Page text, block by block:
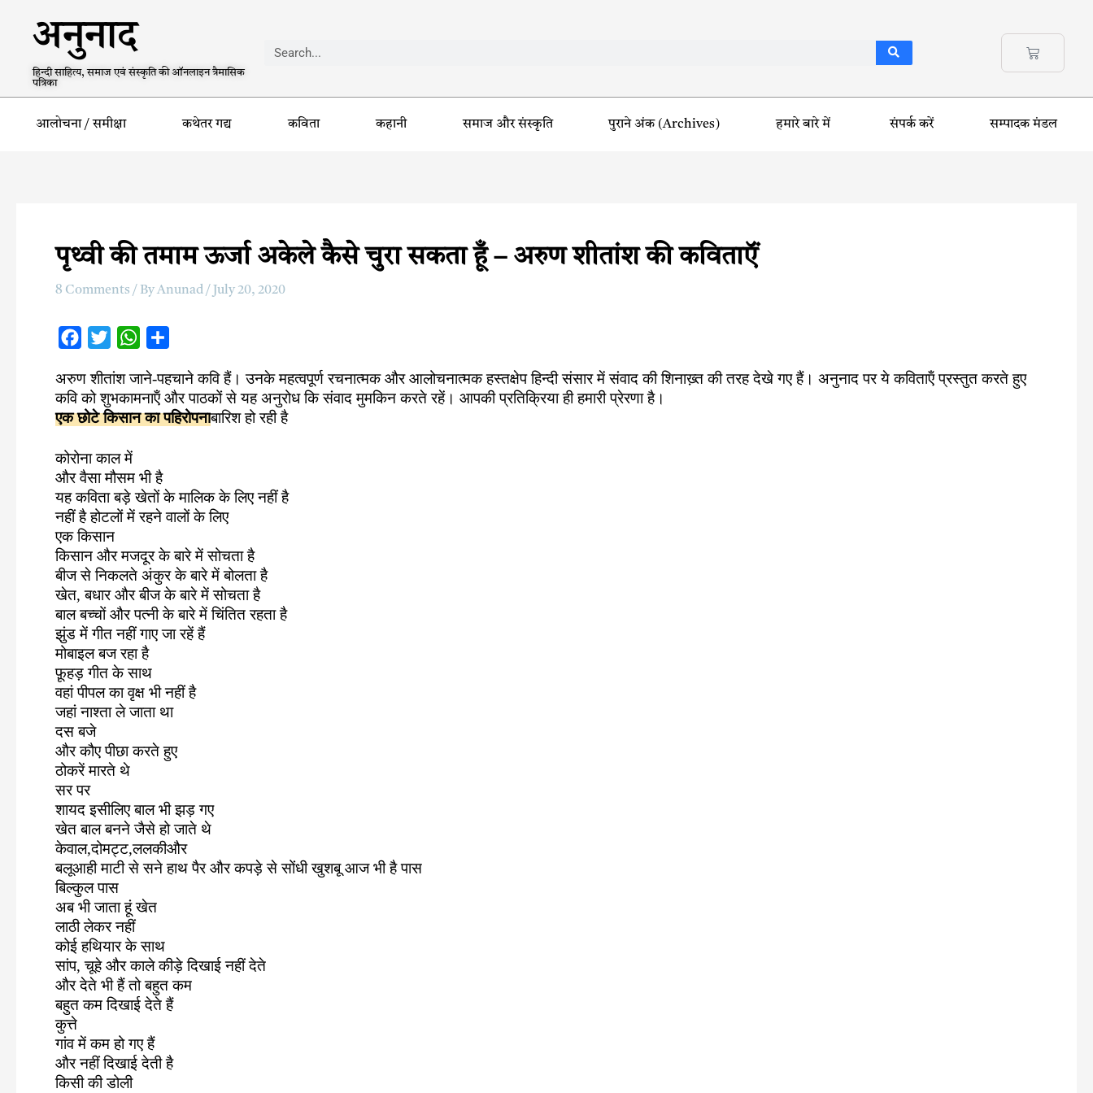
अनुनाद
हिन्दी साहित्य, समाज एवं संस्कृति की ऑनलाइन त्रैमासिक
पत्रिका
आलोचना / समीक्षा कथेतर गद्य कविता कहानी समाज और संस्कृति पुराने अंक (Archives) हमारे बारे में संपर्क करें सम्पादक मंडल
पृथ्वी की तमाम ऊर्जा अकेले कैसे चुरा सकता हूँ – अरुण शीतांश की कविताऍं
8 Comments / ByAnunad / July 20, 2020
c
e
b
o
o
k
i
t
t
e
r
W
a
t
s
p
p
a
r
e
अरुण शीतांश जाने-पहचाने कवि हैं। उनके महत्‍वपूर्ण रचनात्‍मक और आलोचनात्‍मक हस्‍तक्षेप हिन्‍दी संसार में संवाद की शिनाख्‍़त की तरह देखे गए हैं। अनुनाद पर ये कविताऍं प्रस्‍तुत करते हुए
कवि को शुभकामनाऍं और पाठकों से यह अनुरोध कि संवाद मुमकिन करते रहें। आपकी प्रतिक्रिया ही हमारी प्रेरणा है।
एक छोटे किसान का पहिरोपनाबारिश हो रही है
कोरोना काल में
और वैसा मौसम भी है
यह कविता बड़े खेतों के मालिक के लिए नहीं है
नहीं है होटलों में रहने वालों के लिए
एक किसान
किसान और मजदूर के बारे में सोचता है
बीज से निकलते अंकुर के बारे में बोलता है
खेत,बधार और बीज के बारे में सोचता है
बाल बच्चों और पत्नी के बारे में चिंतित रहता है
झुंड में गीत नहीं गाए जा रहें हैं
मोबाइल बज रहा है
फ़ूहड़ गीत के साथ
वहां पीपल का वृक्ष भी नहीं है
जहां नाश्ता ले जाता था
दस बजे
और कौए पीछा करते हुए
ठोकरें मारते थे
सर पर
शायद इसीलिए बाल भी झड़ गए
खेत बाल बनने जैसे हो जाते थे
केवाल,दोमट्ट,ललकीऔर
बलूआही माटी से सने हाथ पैर और कपड़े से सोंधी खुशबू आज भी है पास
बिल्कुल पास
अब भी जाता हूं खेत
लाठी लेकर नहीं
कोई हथियार के साथ
सांप,चूहे और काले कीड़े दिखाई नहीं देते
और देते भी हैं तो बहुत कम
बहुत कम दिखाई देते हैं
कुत्ते
गांव में कम हो गए हैं
और नहीं दिखाई देती है
किसी की डोली